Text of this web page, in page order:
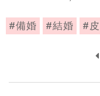
#備婚 #結婚 #